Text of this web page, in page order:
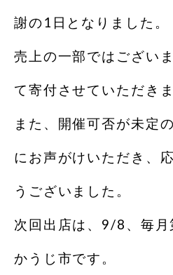
謝の1日となりました。
売上の一部ではござい
て寄付させていただきま
また、開催可否が未定
にお声がけいただき、
うございました。
次回出店は、9/8、毎月
かうじ市です。